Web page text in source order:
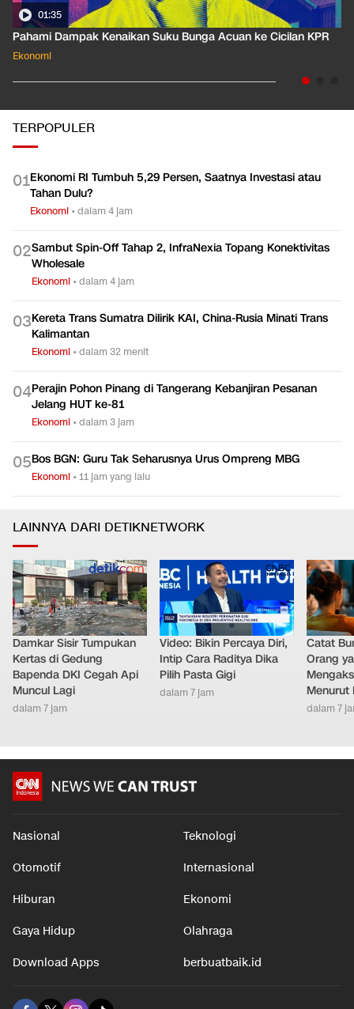
01:58
Besaran Pajak Pencairan JHT yang Diminta Buruh Dihapus
Ekonomi
TERPOPULER
01Ekonomi RI Tumbuh 5,29 Persen, Saatnya Investasi atau
Tahan Dulu?
Ekonomi •dalam 4 jam
02Sambut Spin-Off Tahap 2, InfraNexia Topang Konektivitas
Wholesale
Ekonomi •dalam 4 jam
03Kereta Trans Sumatra Dilirik KAI, China-Rusia Minati Trans
Kalimantan
Ekonomi •dalam 32 menit
04Perajin Pohon Pinang di Tangerang Kebanjiran Pesanan
Jelang HUT ke-81
Ekonomi •dalam 3 jam
05Bos BGN: Guru Tak Seharusnya Urus Ompreng MBG
Ekonomi •11 jam yang lalu
LAINNYA DARI DETIKNETWORK
Damkar Sisir Tumpukan
Kertas di Gedung
Bapenda DKI Cegah Api
Muncul Lagi
dalam 7 jam
Video: Bikin Percaya Diri,
Intip Cara Raditya Dika
Pilih Pasta Gigi
dalam 7 jam
Catat
Orang
Menurut
dalam 7
Nasional Teknologi
Otomotif Internasional
Hiburan Ekonomi
Gaya Hidup Olahraga
Download Apps berbuatbaik.id